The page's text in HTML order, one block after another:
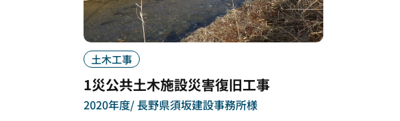
土木工事
1災公共土木施設災害復旧工事
2020年度 長野県須坂建設事務所様